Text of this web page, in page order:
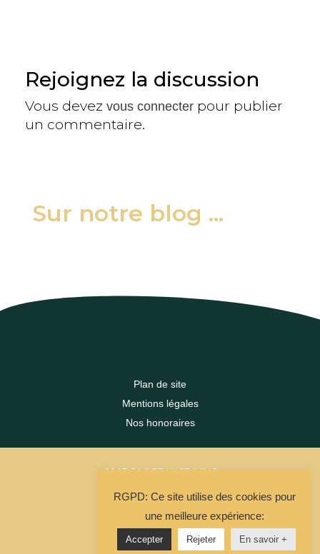
Rejoignez la discussion
Vous devez vous connecter pour publier
un commentaire.
Sur notre blog ...
Plan de site
Mentions légales
Nos honoraires
2023 DLC FRANCE IMMO
La Solution Immo
RGPD: Ce site utilise des cookies pour
une meilleure expérience:
Accepter Rejeter En savoir +